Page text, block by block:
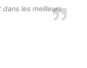
dans les meilleurs